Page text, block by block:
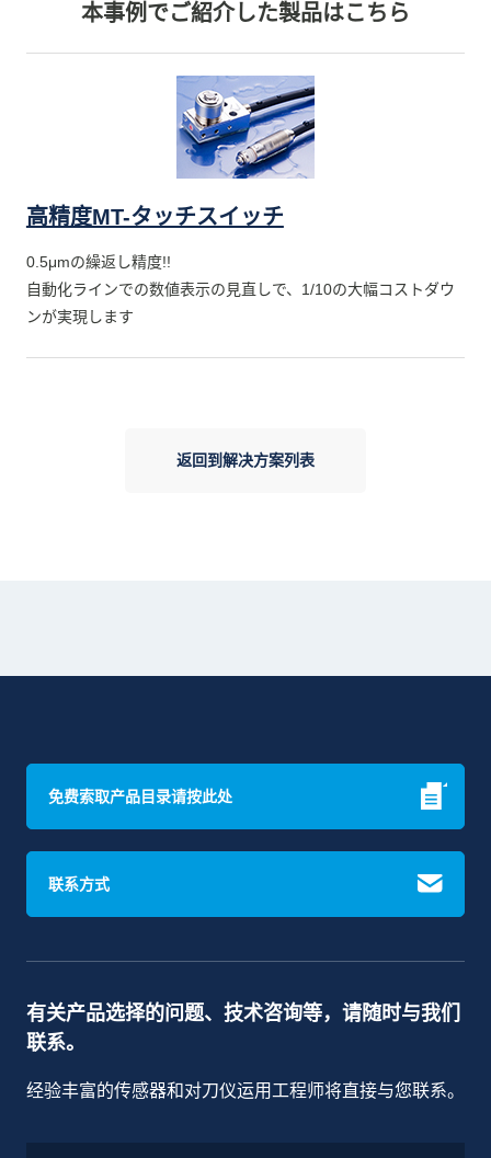
本事例でご紹介した製品はこちら
高精度MT-タッチスイッチ
0.5μmの繰返し精度!!
自動化ラインでの数値表示の見直しで、1/10の大幅コストダウ
ンが実現します
返回到解决方案列表
免费索取产品目录请按此处
联系方式
有关产品选择的问题、技术咨询等，请随时与我们
联系。
经验丰富的传感器和对刀仪运用工程师将直接与您联系。